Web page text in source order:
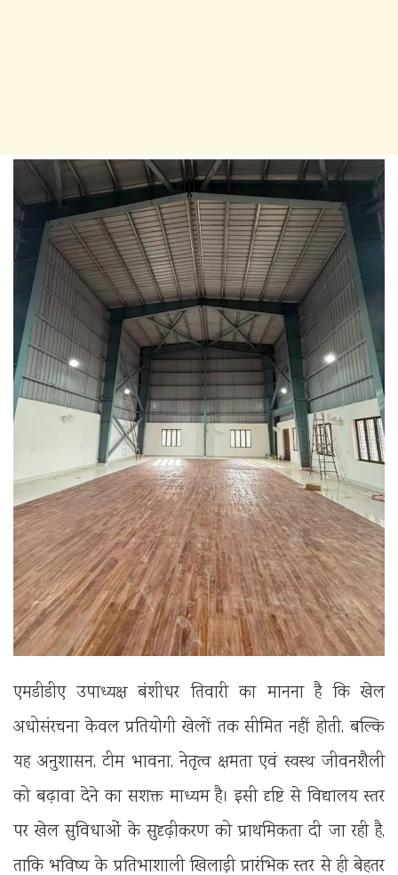
एमडीडीए उपाध्यक्ष बंशीधर तिवारी का मानना है कि खेल
अधोसंरचना केवल प्रतियोगी खेलों तक सीमित नहीं होती, बल्कि
यह अनुशासन, टीम भावना, नेतृत्व क्षमता एवं स्वस्थ जीवनशैली
को बढ़ावा देने का सशक्त माध्यम है। इसी दृष्टि से विद्यालय स्तर
पर खेल सुविधाओं के सुदृढ़ीकरण को प्राथमिकता दी जा रही है,
ताकि भविष्य के प्रतिभाशाली खिलाड़ी प्रारंभिक स्तर से ही बेहतर